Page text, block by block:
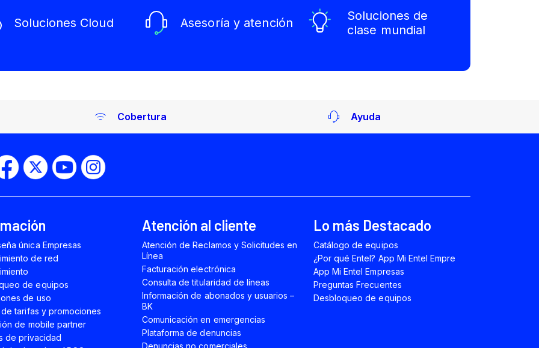
Soluciones Cloud Asesoría y atención
Soluciones de
clase mundial
Cobertura Ayuda